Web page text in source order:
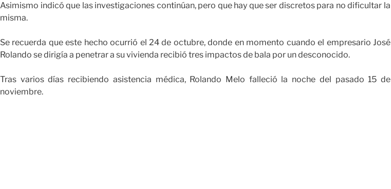
Asimismo indicó que las investigaciones continúan, pero que hay que ser discretos para no dificultar la
misma.
Se recuerda que este hecho ocurrió el 24 de octubre, donde en momento cuando el empresario José
Rolando se dirigía a penetrar a su vivienda recibió tres impactos de bala por un desconocido.
Tras varios días recibiendo asistencia médica, Rolando Melo falleció la noche del pasado 15 de
noviembre.